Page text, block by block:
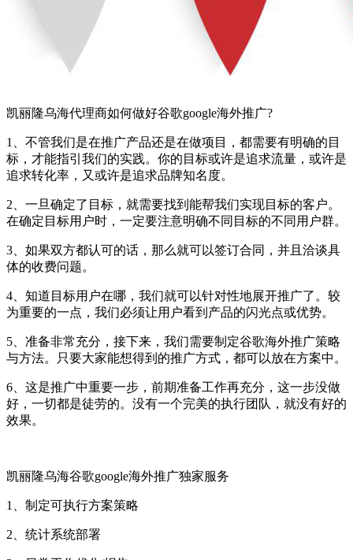
凯丽隆乌海代理商如何做好谷歌google海外推广?
1、不管我们是在推广产品还是在做项目，都需要有明确的目
标，才能指引我们的实践。你的目标或许是追求流量，或许是
追求转化率，又或许是追求品牌知名度。
2、一旦确定了目标，就需要找到能帮我们实现目标的客户。
在确定目标用户时，一定要注意明确不同目标的不同用户群。
3、如果双方都认可的话，那么就可以签订合同，并且洽谈具
体的收费问题。
4、知道目标用户在哪，我们就可以针对性地展开推广了。较
为重要的一点，我们必须让用户看到产品的闪光点或优势。
5、准备非常充分，接下来，我们需要制定谷歌海外推广策略
与方法。只要大家能想得到的推广方式，都可以放在方案中。
6、这是推广中重要一步，前期准备工作再充分，这一步没做
好，一切都是徒劳的。没有一个完美的执行团队，就没有好的
效果。
凯丽隆乌海谷歌google海外推广独家服务
1、制定可执行方案策略
2、统计系统部署